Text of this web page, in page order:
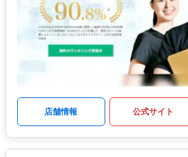
店舗情報 公式サイト